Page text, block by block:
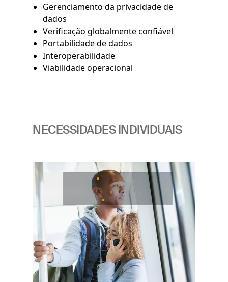
Gerenciamento da privacidade de
dados
Verificação globalmente confiável
Portabilidade de dados
Interoperabilidade
Viabilidade operacional
NECESSIDADES INDIVIDUAIS
Imagem